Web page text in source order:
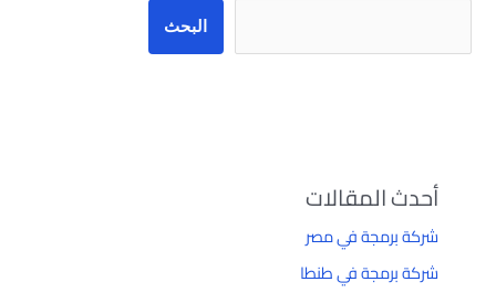
البحث
أحدث المقالات
شركة برمجة في مصر
شركة برمجة في طنطا